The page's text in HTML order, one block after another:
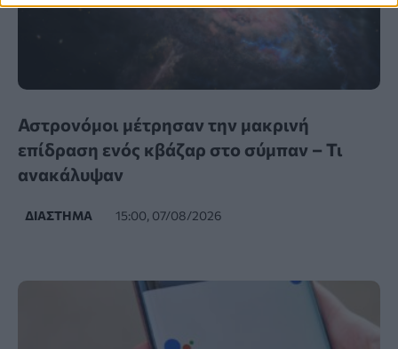
Αστρονόμοι μέτρησαν την μακρινή
επίδραση ενός κβάζαρ στο σύμπαν – Τι
ανακάλυψαν
ΔΙΆΣΤΗΜΑ 15:00, 07/08/2026